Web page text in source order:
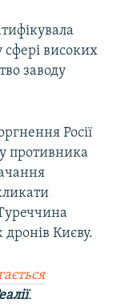
високих
заводу
Росії
противника
Києву.
.